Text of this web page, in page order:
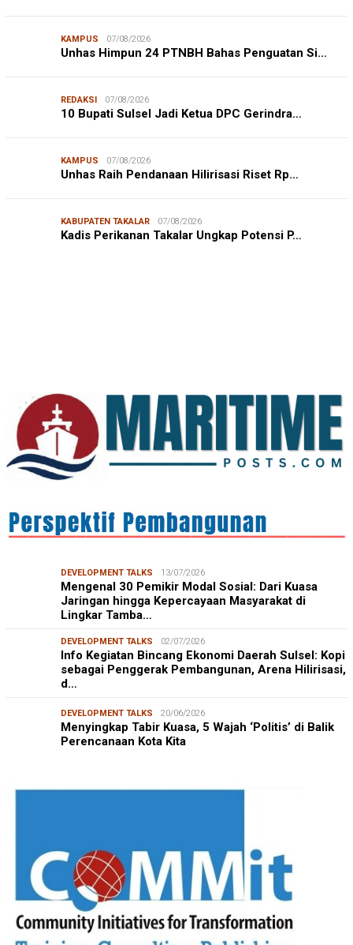
KAMPUS 07/08/2026
Unhas Himpun 24 PTNBH Bahas Penguatan Si…
REDAKSI 07/08/2026
10 Bupati Sulsel Jadi Ketua DPC Gerindra…
KAMPUS 07/08/2026
Unhas Raih Pendanaan Hilirisasi Riset Rp…
KABUPATEN TAKALAR 07/08/2026
Kadis Perikanan Takalar Ungkap Potensi P…
JURNALISME WARGA 06/08/2026
Mahasiswa KKN-T Unhas Edukasi Warga Desa Buae
Kenali Mikroorganisme Baik dan Jahat untuk Cegah
DEVELOPMENT TALKS 13/07/2026
Mengenal 30 Pemikir Modal Sosial: Dari Kuasa
Jaringan hingga Kepercayaan Masyarakat di
Lingkar Tamba…
DEVELOPMENT TALKS 02/07/2026
Info Kegiatan Bincang Ekonomi Daerah Sulsel: Kopi
sebagai Penggerak Pembangunan, Arena Hilirisasi,
d…
DEVELOPMENT TALKS 20/06/2026
Menyingkap Tabir Kuasa, 5 Wajah ‘Politis’ di Balik
Perencanaan Kota Kita